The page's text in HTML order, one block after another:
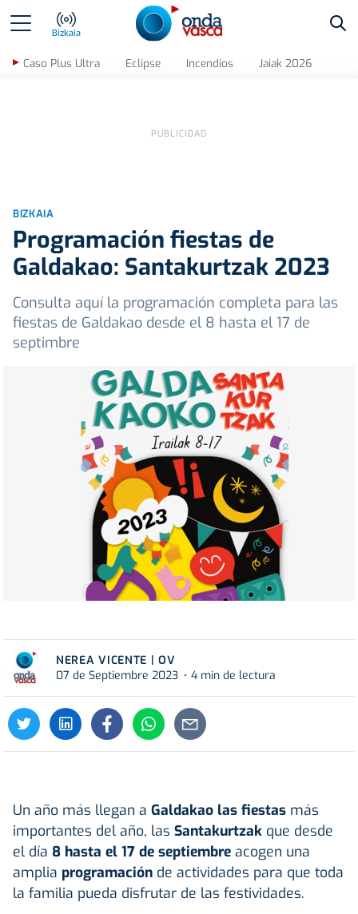
Bizkaia
Caso Plus Ultra Eclipse Incendios Jaiak 2026
BIZKAIA
Programación fiestas de
Galdakao: Santakurtzak 2023
Consulta aquí la programación completa para las
fiestas de Galdakao desde el 8 hasta el 17 de
septimbre
NEREA VICENTE | OV
07 de Septiembre 2023
4 min de lectura
Un año más llegan a Galdakao las fiestas más
importantes del año, las Santakurtzak que desde
el día 8 hasta el 17 de septiembre acogen una
amplia programación de actividades para que toda
la familia pueda disfrutar de las festividades.